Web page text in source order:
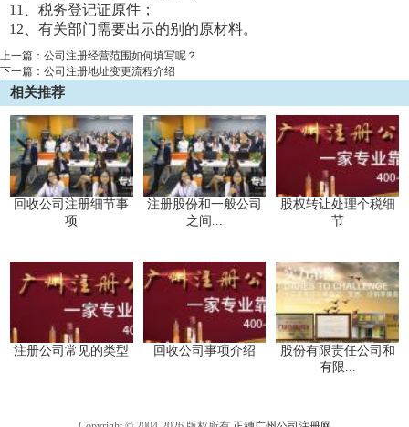
11、税务登记证原件；
12、有关部门需要出示的别的原材料。
上一篇： 公司注册经营范围如何填写呢？
下一篇： 公司注册地址变更流程介绍
相关推荐
回收公司注册细节事
项
注册股份和一般公司
之间...
股权转让处理个税细
节
注册公司常见的类型 回收公司事项介绍
股份有限责任公司和
有限...